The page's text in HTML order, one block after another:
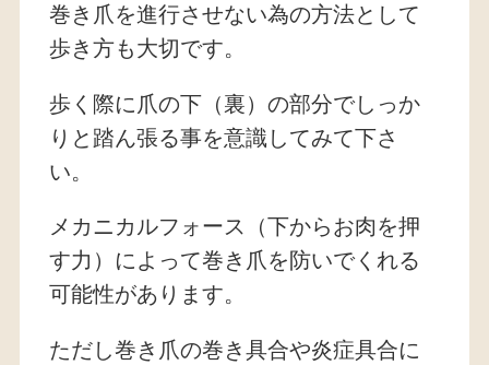
巻き爪を進行させない為の方法として
歩き方も大切です。
歩く際に爪の下（裏）の部分でしっか
りと踏ん張る事を意識してみて下さ
い。
メカニカルフォース（下からお肉を押
す力）によって巻き爪を防いでくれる
可能性があります。
ただし巻き爪の巻き具合や炎症具合に